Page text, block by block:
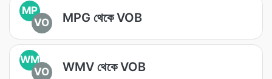
MP
VO
MPG থেকে VOB
WM
VO
WMV থেকে VOB